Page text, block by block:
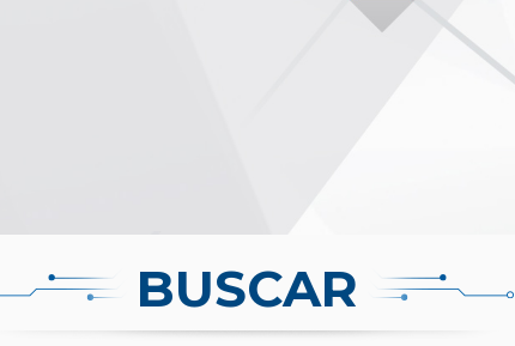
BUSCAR